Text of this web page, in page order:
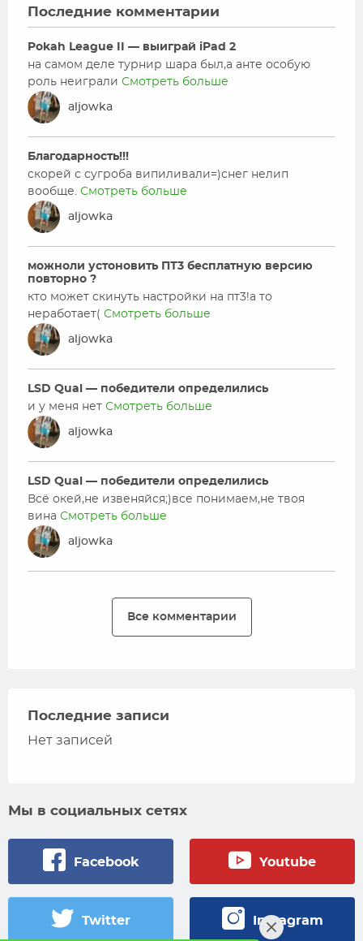
Последние комментарии
Pokah League II — выиграй iPad 2
на самом деле турнир шара был,а анте особую
роль неиграли Смотреть больше
aljowka
Благодарность!!!
скорей с сугроба випиливали=)снег нелип
вообще. Смотреть больше
aljowka
можноли устоновить ПТ3 бесплатную версию
повторно ?
кто может скинуть настройки на пт3!а то
неработает( Смотреть больше
aljowka
LSD Qual — победители определились
и у меня нет Смотреть больше
aljowka
LSD Qual — победители определились
Всё окей,не извеняйся;)все понимаем,не твоя
вина Смотреть больше
aljowka
Все комментарии
Последние записи
Нет записей
Мы в социальных сетях
Facebook Youtube
Twitter Instagram